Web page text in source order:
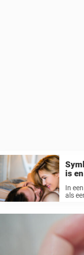
is
In
als